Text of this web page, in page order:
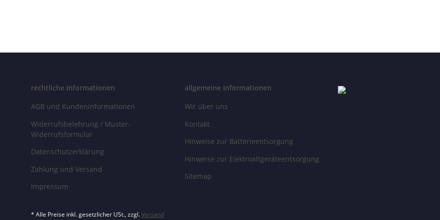
rechtliche Informationen
AGB und Kundeninformationen
Widerrufsbelehrung / Muster-
Widerrufsformular
Datenschutzerklärung
Zahlung und Versand
Impressum
allgemeine Informationen
Wir über uns
Kontakt
Hinweise zur Batterieentsorgung
Hinweise zur Elektroaltgeräteentsorgung
Sitemap
* Alle Preise inkl. gesetzlicher USt., zzgl.Versand